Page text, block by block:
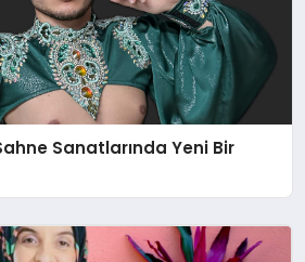
Sanatlarında Yeni Bir